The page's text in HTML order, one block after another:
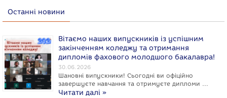
Останні новини
Вітаємо наших випускників із успішним
закінченням коледжу та отримання
дипломів фахового молодшого бакалавра!
30.06.2026
Шановні випускники! Сьогодні ви офіційно
завершуєте навчання та отримуєте дипломи …
Читати далі »